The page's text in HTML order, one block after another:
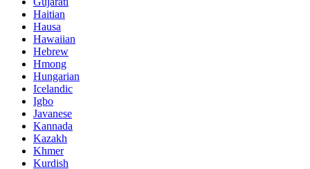
Haitian
Hausa
Hawaiian
Hebrew
Hmong
Hungarian
Icelandic
Igbo
Javanese
Kannada
Kazakh
Khmer
Kurdish